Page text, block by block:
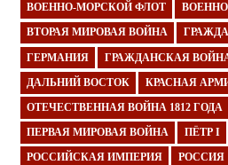
ВОЕННО-МОРСКОЙ ФЛОТ
ВТОРАЯ МИРОВАЯ ВОЙНА
ГЕРМАНИЯ ГРАЖДАНСКАЯ
ДАЛЬНИЙ ВОСТОК КРАСНАЯ
ОТЕЧЕСТВЕННАЯ ВОЙНА 1812 ГОДА
ПЕРВАЯ МИРОВАЯ ВОЙНА ПЁТР I
РОССИЙСКАЯ ИМПЕРИЯ РОССИЯ